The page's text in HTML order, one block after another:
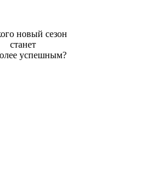
новый сезон
станет
успешным?